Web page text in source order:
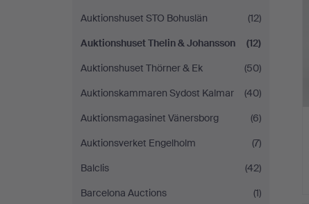
Auktionshuset STO Bohuslän
(12)
Auktionshuset Thelin & Johansson
(12)
Auktionshuset Thörner & Ek
(50)
Auktionskammaren Sydost Kalmar
(40)
Auktionsmagasinet Vänersborg
(6)
Auktionsverket Engelholm
(7)
Balclis
(42)
Barcelona Auctions
(1)